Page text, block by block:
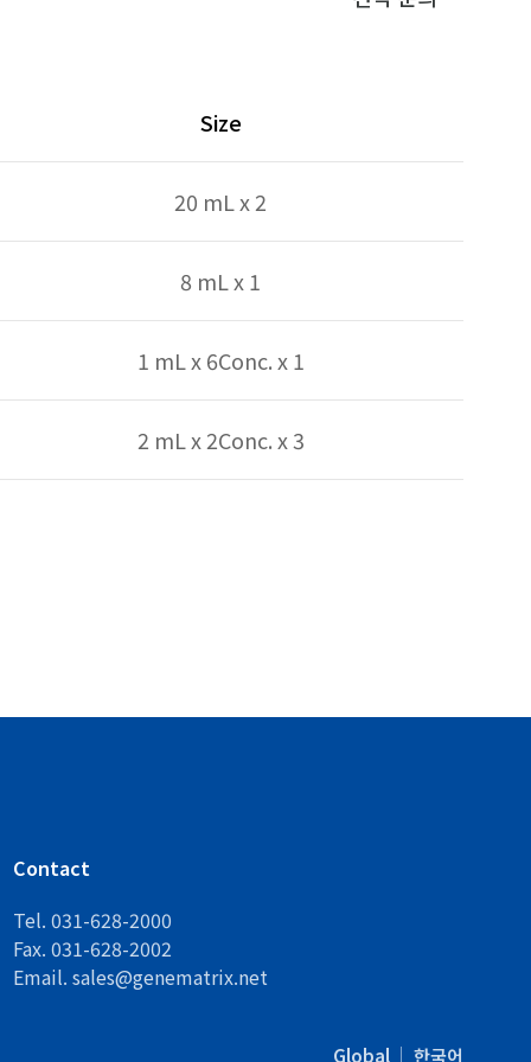
Size
20 mL x 2
8 mL x 1
1 mL x 6Conc. x 1
2 mL x 2Conc. x 3
Contact
Tel. 031-628-2000
Fax. 031-628-2002
Email. sales@genematrix.net
Global 한국어